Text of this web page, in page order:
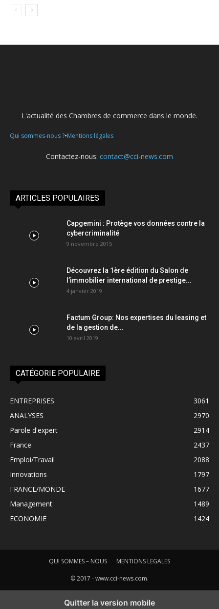
L'actualité des Chambres de commerce dans le monde.
Qui sommes-nous ?•Mentions légales
Contactez-nous: contact@cci-news.com
ARTICLES POPULAIRES
Capgemini : Protège vos données contre la
cybercriminalité
9 novembre 2015
Découvrez la 1ère édition du Salon de
l’immobilier international de prestige...
4 janvier 2019
Factum Group: Nos expertises du leasing et
de la gestion de...
10 avril 2019
CATÉGORIE POPULAIRE
ENTREPRISES
3061
ANALYSES
2970
Parole d'expert
2914
France
2437
Emploi/Travail
2088
Innovations
1797
FRANCE/MONDE
1677
Management
1489
ECONOMIE
1424
QUI SOMMES – NOUS MENTIONS LEGALES
© 2017 - www.cci-news.com.
Quitter la version mobile